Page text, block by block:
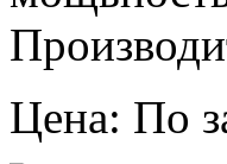
Цена: По